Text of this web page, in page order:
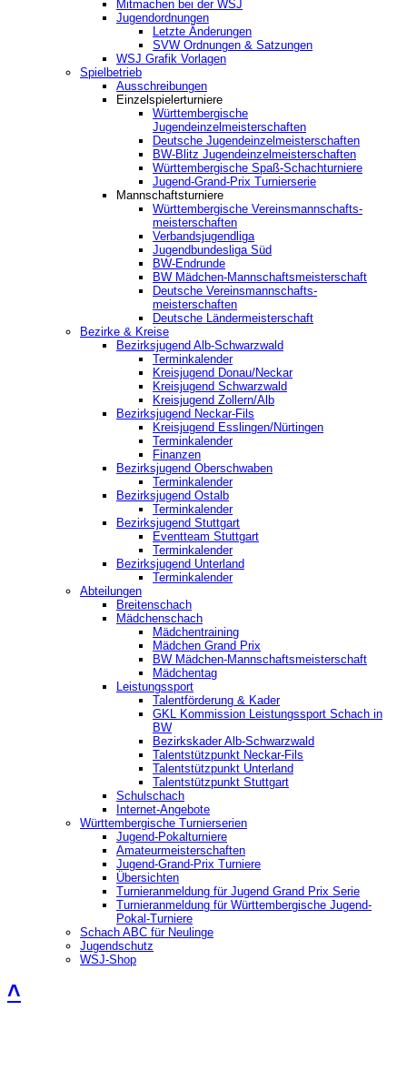
Mitmachen bei der WSJ
Jugendordnungen
Letzte Änderungen
SVW Ordnungen & Satzungen
WSJ Grafik Vorlagen
Spielbetrieb
Ausschreibungen
Einzelspielerturniere
Württembergische
Jugendeinzelmeisterschaften
Deutsche Jugendeinzelmeisterschaften
BW-Blitz Jugendeinzelmeisterschaften
Württembergische Spaß-Schachturniere
Jugend-Grand-Prix Turnierserie
Mannschaftsturniere
Württembergische Vereinsmannschafts-
meisterschaften
Verbandsjugendliga
Jugendbundesliga Süd
BW-Endrunde
BW Mädchen-Mannschaftsmeisterschaft
Deutsche Vereinsmannschafts-
meisterschaften
Deutsche Ländermeisterschaft
Bezirke & Kreise
Bezirksjugend Alb-Schwarzwald
Terminkalender
Kreisjugend Donau/Neckar
Kreisjugend Schwarzwald
Kreisjugend Zollern/Alb
Bezirksjugend Neckar-Fils
Kreisjugend ‎Esslingen/Nürtingen
Terminkalender
Finanzen
Bezirksjugend Oberschwaben
Terminkalender
Bezirksjugend Ostalb
Terminkalender
Bezirksjugend Stuttgart
‎Eventteam Stuttgart
Terminkalender
Bezirksjugend Unterland
Terminkalender
Abteilungen
Breitenschach
Mädchenschach
Mädchentraining
Mädchen Grand Prix
BW Mädchen-Mannschaftsmeisterschaft
Mädchentag
Leistungssport
Talentförderung & Kader
GKL Kommission Leistungssport Schach in
BW
Bezirkskader Alb-Schwarzwald
Talentstützpunkt Neckar-Fils
Talentstützpunkt Unterland
Talentstützpunkt Stuttgart
Schulschach
Internet-Angebote
Württembergische Turnierserien
Jugend-Pokalturniere
Amateurmeisterschaften
Jugend-Grand-Prix Turniere
Übersichten
Turnieranmeldung für Jugend Grand Prix Serie
Turnieranmeldung für Württembergische Jugend-
Pokal-Turniere
Schach ABC für Neulinge
Jugendschutz
WSJ-Shop
˄